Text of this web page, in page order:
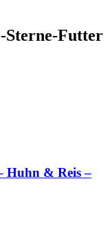
Sterne-Futter
Huhn & Reis –